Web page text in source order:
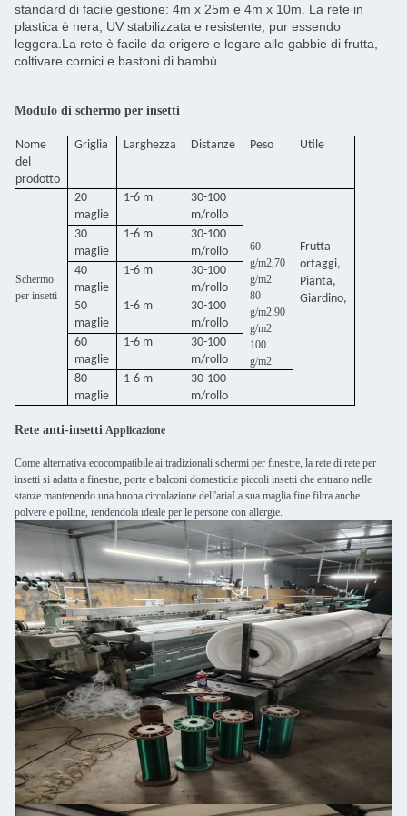
standard di facile gestione: 4m x 25m e 4m x 10m. La rete in
plastica è nera, UV stabilizzata e resistente, pur essendo
leggera.La rete è facile da erigere e legare alle gabbie di frutta,
coltivare cornici e bastoni di bambù.
Modulo di schermo per insetti
Nome
del
prodotto
Griglia Larghezza Distanze Peso Utile
Schermo
per insetti
20
maglie
1-6 m
30-100
m/rollo
60
g/m2,70
g/m2
80
g/m2,90
g/m2
100
g/m2
Frutta
ortaggi,
Pianta,
Giardino,
30
maglie
1-6 m
30-100
m/rollo
40
maglie
1-6 m
30-100
m/rollo
50
maglie
1-6 m
30-100
m/rollo
60
maglie
1-6 m
30-100
m/rollo
80
maglie
1-6 m
30-100
m/rollo
Rete anti-insetti Applicazione
Come alternativa ecocompatibile ai tradizionali schermi per finestre, la rete di rete per
insetti si adatta a finestre, porte e balconi domestici.e piccoli insetti che entrano nelle
stanze mantenendo una buona circolazione dell'ariaLa sua maglia fine filtra anche
polvere e polline, rendendola ideale per le persone con allergie.